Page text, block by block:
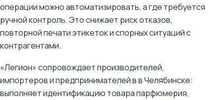
операции можно автоматизировать, а где требуется
ручной контроль. Это снижает риск отказов,
повторной печати этикеток и спорных ситуаций с
контрагентами.
«Легион» сопровождает производителей,
импортеров и предпринимателей в в Челябинске:
выполняет идентификацию товара парфюмерия,